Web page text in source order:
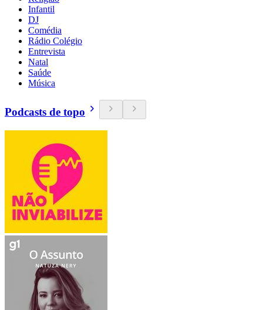
Infantil
DJ
Comédia
Rádio Colégio
Entrevista
Natal
Saúde
Música
Podcasts de topo